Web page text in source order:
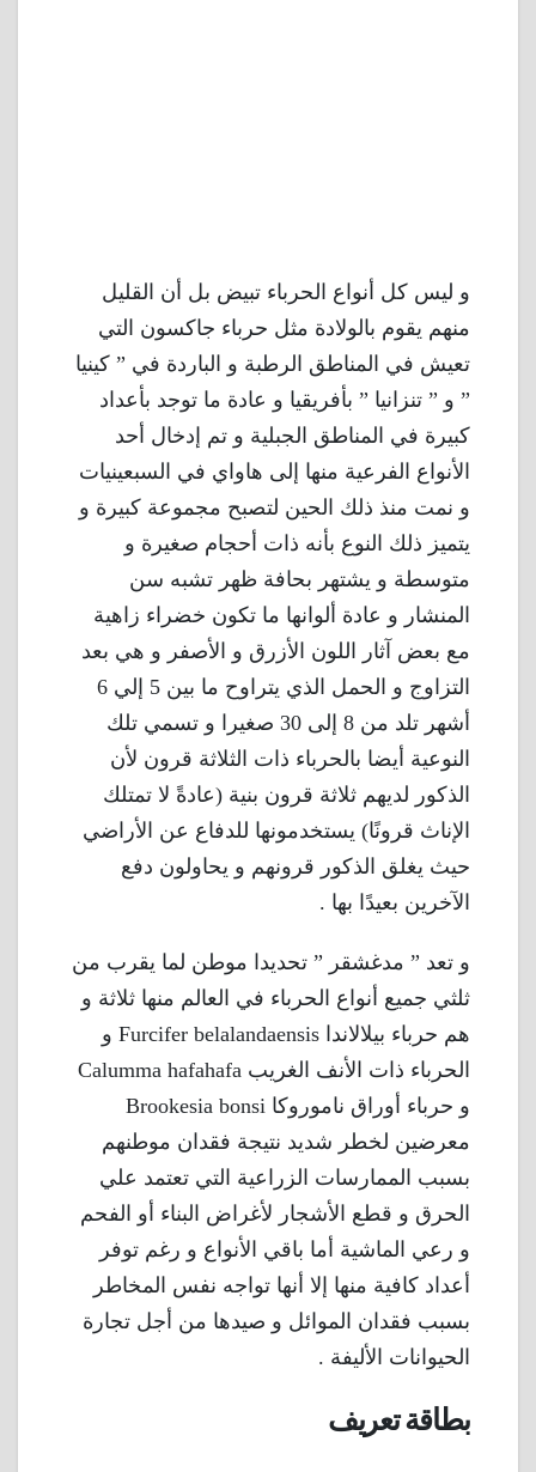
و ليس كل أنواع الحرباء تبيض بل أن القليل
منهم يقوم بالولادة مثل حرباء جاكسون التي
تعيش في المناطق الرطبة و الباردة في ” كينيا
” و ” تنزانيا ” بأفريقيا و عادة ما توجد بأعداد
كبيرة في المناطق الجبلية و تم إدخال أحد
الأنواع الفرعية منها إلى هاواي في السبعينيات
و نمت منذ ذلك الحين لتصبح مجموعة كبيرة و
يتميز ذلك النوع بأنه ذات أحجام صغيرة و
متوسطة و يشتهر بحافة ظهر تشبه سن
المنشار و عادة ألوانها ما تكون خضراء زاهية
مع بعض آثار اللون الأزرق و الأصفر و هي بعد
التزاوج و الحمل الذي يتراوح ما بين 5 إلي 6
أشهر تلد من 8 إلى 30 صغيرا و تسمي تلك
النوعية أيضا بالحرباء ذات الثلاثة قرون لأن
الذكور لديهم ثلاثة قرون بنية (عادةً لا تمتلك
الإناث قرونًا) يستخدمونها للدفاع عن الأراضي
حيث يغلق الذكور قرونهم و يحاولون دفع
الآخرين بعيدًا بها .
و تعد ” مدغشقر ” تحديدا موطن لما يقرب من
ثلثي جميع أنواع الحرباء في العالم منها ثلاثة و
هم حرباء بيلالاندا Furcifer belalandaensis و
الحرباء ذات الأنف الغريب Calumma hafahafa
و حرباء أوراق ناموروكا Brookesia bonsi
معرضين لخطر شديد نتيجة فقدان موطنهم
بسبب الممارسات الزراعية التي تعتمد علي
الحرق و قطع الأشجار لأغراض البناء أو الفحم
و رعي الماشية أما باقي الأنواع و رغم توفر
أعداد كافية منها إلا أنها تواجه نفس المخاطر
بسبب فقدان الموائل و صيدها من أجل تجارة
الحيوانات الأليفة .
بطاقة تعريف